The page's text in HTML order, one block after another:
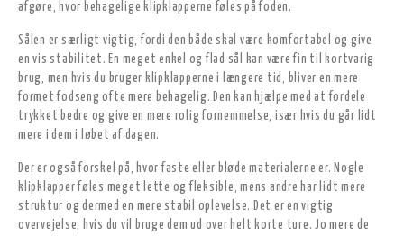
afgøre, hvor behagelige klipklapperne føles på foden.
Sålen er særligt vigtig, fordi den både skal være komfortabel og give
en vis stabilitet. En meget enkel og flad sål kan være fin til kortvarig
brug, men hvis du bruger klipklapperne i længere tid, bliver en mere
formet fodseng ofte mere behagelig. Den kan hjælpe med at fordele
trykket bedre og give en mere rolig fornemmelse, især hvis du går lidt
mere i dem i løbet af dagen.
Der er også forskel på, hvor faste eller bløde materialerne er. Nogle
klipklapper føles meget lette og fleksible, mens andre har lidt mere
struktur og dermed en mere stabil oplevelse. Det er en vigtig
overvejelse, hvis du vil bruge dem ud over helt korte ture. Jo mere de